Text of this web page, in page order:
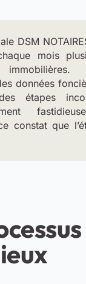
DSM
mois
données
étapes
constat que